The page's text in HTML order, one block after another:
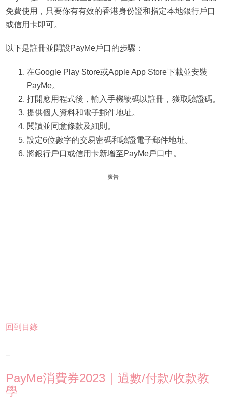
免費使用，只要你有有效的香港身份證和指定本地銀行戶口
或信用卡即可。
以下是註冊並開設PayMe戶口的步驟：
在Google Play Store或Apple App Store下載並安裝
PayMe。
打開應用程式後，輸入手機號碼以註冊，獲取驗證碼。
提供個人資料和電子郵件地址。
閱讀並同意條款及細則。
設定6位數字的交易密碼和驗證電子郵件地址。
將銀行戶口或信用卡新增至PayMe戶口中。
廣告
回到目錄
–
PayMe消費券2023｜過數/付款/收款教
學